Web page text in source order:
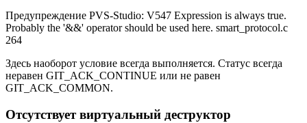
Предупреждение PVS-Studio: V547 Expression is always true.
Probably the '&&' operator should be used here. smart_protocol.c
264
Здесь наоборот условие всегда выполняется. Статус всегда
неравен GIT_ACK_CONTINUE или не равен
GIT_ACK_COMMON.
Отсутствует виртуальный деструктор